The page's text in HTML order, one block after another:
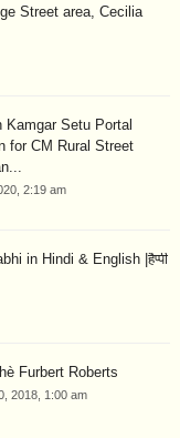
Street area, Cecilia
Kamgar Setu Portal
for CM Rural Street
2:19 am
in Hindi & English |हैप्पी
Furbert Roberts
2018, 1:00 am